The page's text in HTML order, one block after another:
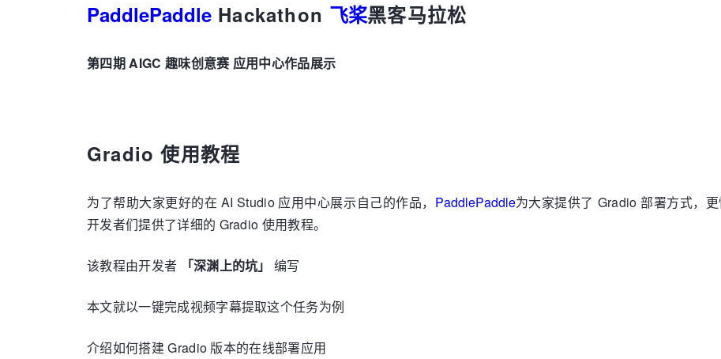
PaddlePaddle Hackathon 飞桨黑客马拉松
第四期AIGC 趣味创意赛 应用中心作品展示
Gradio 使用教程
为了帮助大家更好的在 AI Studio 应用中心展示自己的作品， PaddlePaddle为大家提供了 Gradio 部署方式，
开发者们提供了详细的 Gradio 使用教程。
该教程由开发者 「深渊上的坑」 编写
本文就以一键完成视频字幕提取这个任务为例
介绍如何搭建 Gradio 版本的在线部署应用